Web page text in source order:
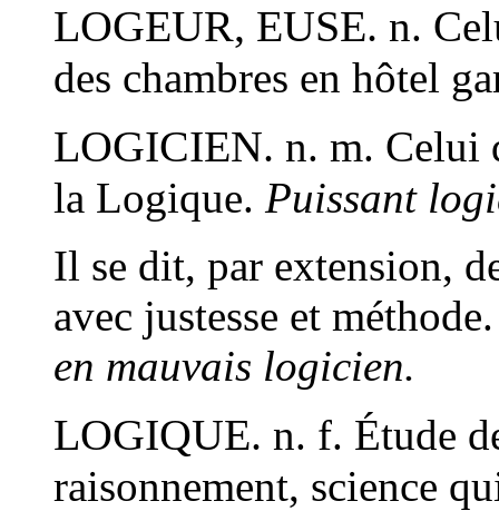
LOGEUR, EUSE. n.
des chambres en hôtel
LOGICIEN. n. m. Celui
la Logique. Puissant
Il se dit, par extension,
avec justesse et
en mauvais logicien.
LOGIQUE. n. f. Étude
raisonnement, science